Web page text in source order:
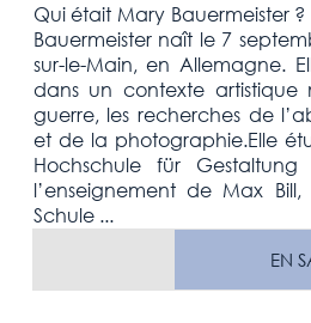
Qui était Mary Bauermeister
Bauermeister naît le 7
sur-le-Main, en Allemagne.
dans un contexte artistique
guerre, les recherches de
et de la photographie.Elle
Hochschule für
l’enseignement de Max
Schule ...